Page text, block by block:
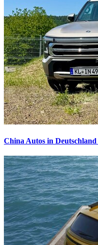
China Autos in Deutschland